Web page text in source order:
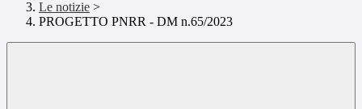
Le notizie >
PROGETTO PNRR - DM n.65/2023